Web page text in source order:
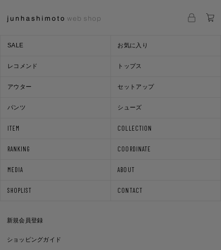
ITEM COLLECTION
RANKING COORDINATE
MEDIA ABOUT
SHOPLIST CONTACT
SALE お気に入り
レコメンド トップス
アウター セットアップ
パンツ シューズ
新規会員登録
ショッピングガイド